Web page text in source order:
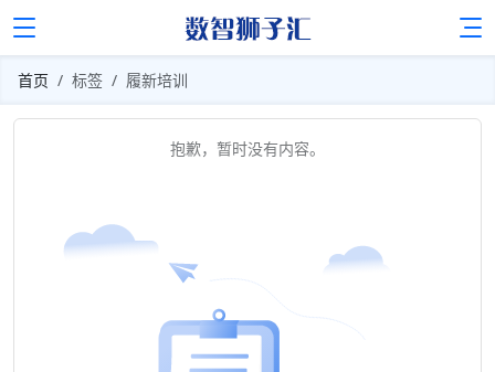
首页 标签 履新培训
抱歉，暂时没有内容。